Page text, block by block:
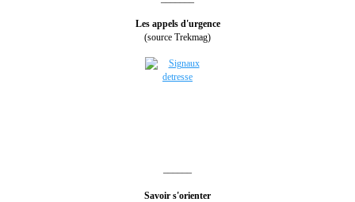
Les appels d'urgence
(source Trekmag)
Savoir s'orienter